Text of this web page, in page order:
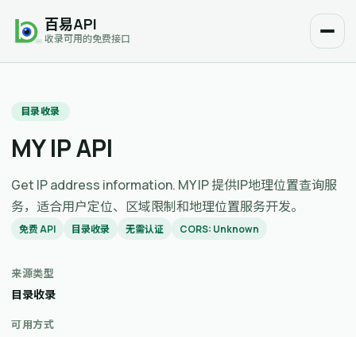
百易API
收录可用的免费接口
目录收录
MY IP API
Get IP address information. MY IP 提供IP地理位置查询服
务，适合用户定位、区域限制和地理位置服务开发。
免费 API 目录收录 无需认证 CORS: Unknown
来源类型
目录收录
可用方式